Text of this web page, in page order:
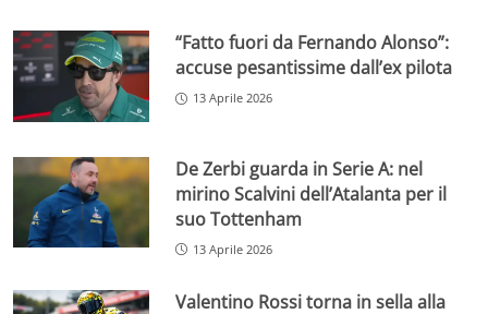
“Fatto fuori da Fernando Alonso”:
accuse pesantissime dall’ex pilota
13 Aprile 2026
De Zerbi guarda in Serie A: nel
mirino Scalvini dell’Atalanta per il
suo Tottenham
13 Aprile 2026
Valentino Rossi torna in sella alla